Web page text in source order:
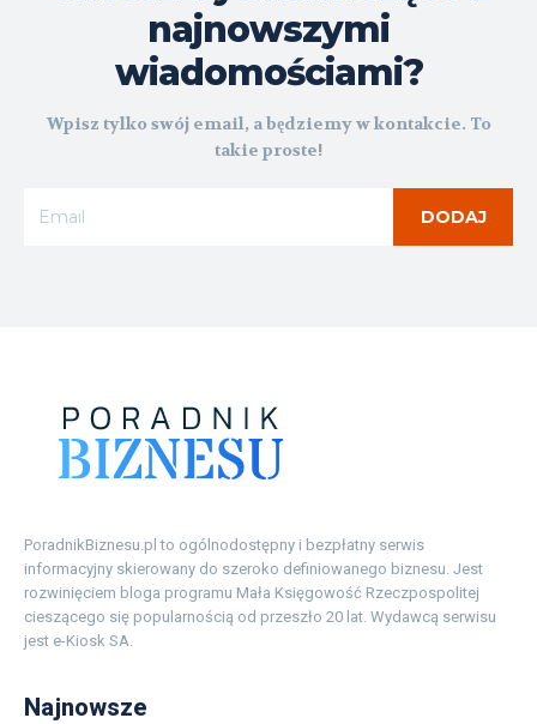
najnowszymi
wiadomościami?
Wpisz tylko swój email, a będziemy w kontakcie. To
takie proste!
DODAJ
PoradnikBiznesu.pl to ogólnodostępny i bezpłatny serwis
informacyjny skierowany do szeroko definiowanego biznesu. Jest
rozwinięciem bloga programu Mała Księgowość Rzeczpospolitej
cieszącego się popularnością od przeszło 20 lat. Wydawcą serwisu
jest e-Kiosk SA.
Najnowsze